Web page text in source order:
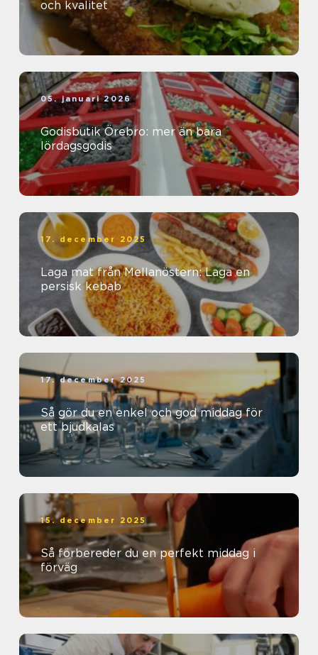
och kvalitet
05. januari 2026
Godisbutik Örebro: mer än bara
lördagsgodis
17. december 2025
Laga mat från Mellanöstern: Laga en
persisk kebab
17. december 2025
Så gör du en enkel och god middag för
ett bjudkalas
15. december 2025
Så förbereder du en perfekt middag i
förväg